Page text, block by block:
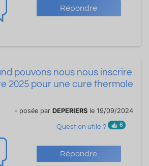
Répondre
Répondre
pouvons nous nous inscrire
2025 pour une cure thermale
- posée par DEPERIERS le 19/09/2024
Question utile ? 6